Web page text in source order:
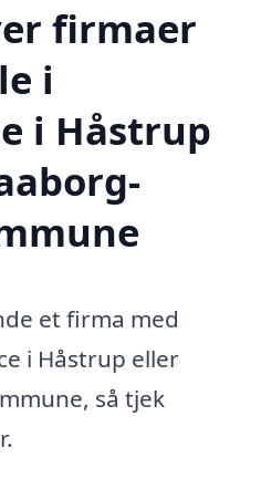
firmaer
i
i Håstrup
et firma med
i Håstrup eller
så tjek